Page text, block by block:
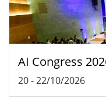
AI Congress
20-22/10/2026